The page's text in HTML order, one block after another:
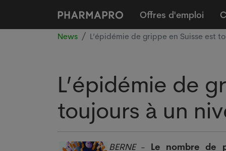
Offres d'emploi
News L’épidémie de grippe en Suisse est
L’épidémie de
toujours à un
BERNE- Le nombre de